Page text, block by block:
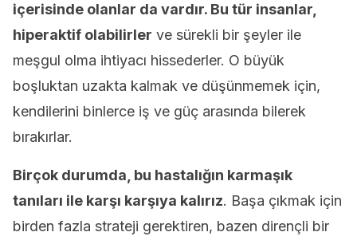
içerisinde olanlar da vardır. Bu tür insanlar,
hiperaktif olabilirler ve sürekli bir şeyler ile
meşgul olma ihtiyacı hissederler. O büyük
boşluktan uzakta kalmak ve düşünmemek için,
kendilerini binlerce iş ve güç arasında bilerek
bırakırlar.
Birçok durumda, bu hastalığın karmaşık
tanıları ile karşı karşıya kalırız. Başa çıkmak için
birden fazla strateji gerektiren, bazen dirençli bir